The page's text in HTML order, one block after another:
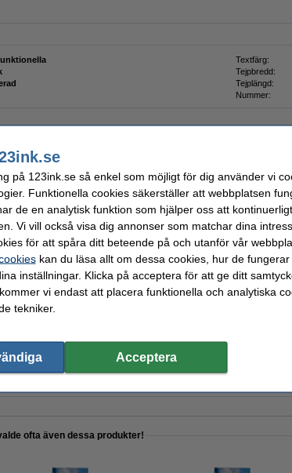
Textfärg:
Tejpbredd:
Tejplängd:
Nummer:
istället för originalprodukten!
ofta även dessa produkter!
på 123ink.se så enkel som möjligt för dig använder vi
Funktionella cookies säkerställer att webbplatsen
de en analytisk funktion som hjälper oss att kontinuerligt
Vi vill också visa dig annonser som matchar dina
för att spåra ditt beteende på och utanför vår
kan du läsa allt om dessa cookies, hur de fungerar
inställningar. Klicka på acceptera för att ge ditt
vi endast att placera funktionella och analytiska
tekniker.
Acceptera